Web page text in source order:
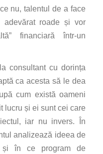
nu, talentul de a face
roade și vor
financiară într-un
consultant cu dorința
ca acesta să le dea
cum există oameni
lucru și ei sunt cei care
iar nu invers. În
analizează ideea de
și în ce program de